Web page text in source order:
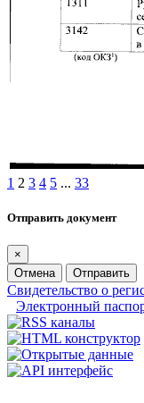
1 2 3 4 5 ... 33
Отправить документ
×
Отмена
Отправить
Свидетельство о
Электронный